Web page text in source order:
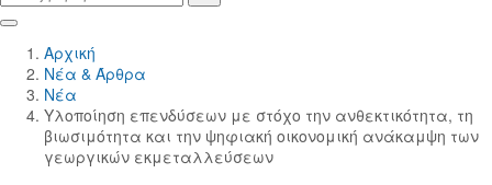
Skip
Main
Content
Κεντρική
Πλοήγηση
Αρχική
Νέα & Άρθρα
Νέα
Υλοποίηση επενδύσεων με στόχο την ανθεκτικότητα, τη
βιωσιμότητα και την ψηφιακή οικονομική ανάκαμψη των
γεωργικών εκμεταλλεύσεων